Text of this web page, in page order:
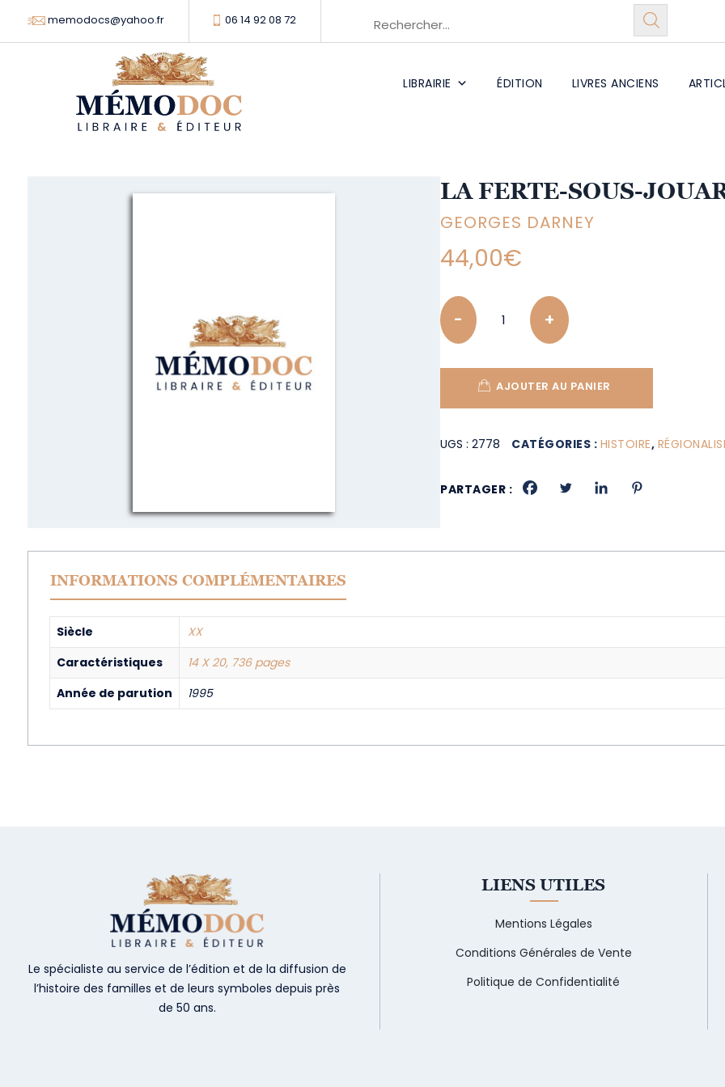
memodocs@yahoo.fr 06 14 92 08 72
LIBRAIRIE ÉDITION LIVRES ANCIENS
LA FERTE-SOUS-
GEORGES DARNEY
44,00€
Quantity
AJOUTER AU PANIER
UGS :2778 CATÉGORIES : HISTOIRE,
PARTAGER :
INFORMATIONS COMPLÉMENTAIRES
Siècle
XX
Caractéristiques
14 X 20, 736 pages
Année de parution
1995
Le spécialiste au service de l’édition et de la diffusion de
l’histoire des familles et de leurs symboles depuis près
de 50 ans.
LIENS UTILES
Mentions Légales
Conditions Générales de Vente
Politique de Confidentialité